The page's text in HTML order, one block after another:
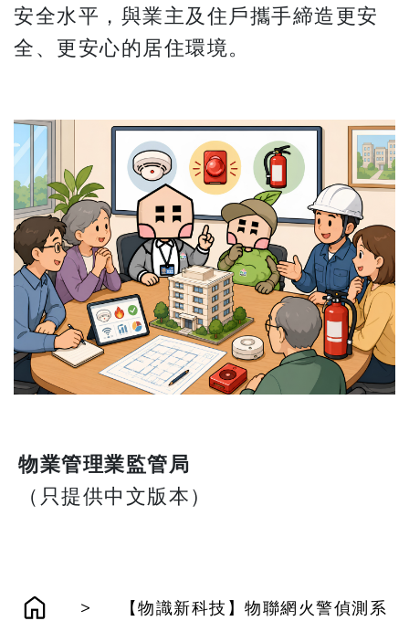
安全水平，與業主及住戶攜手締造更安
全、更安心的居住環境。
物業管理業監管局
（只提供中文版本）
>
【物識新科技】物聯網火警偵測系